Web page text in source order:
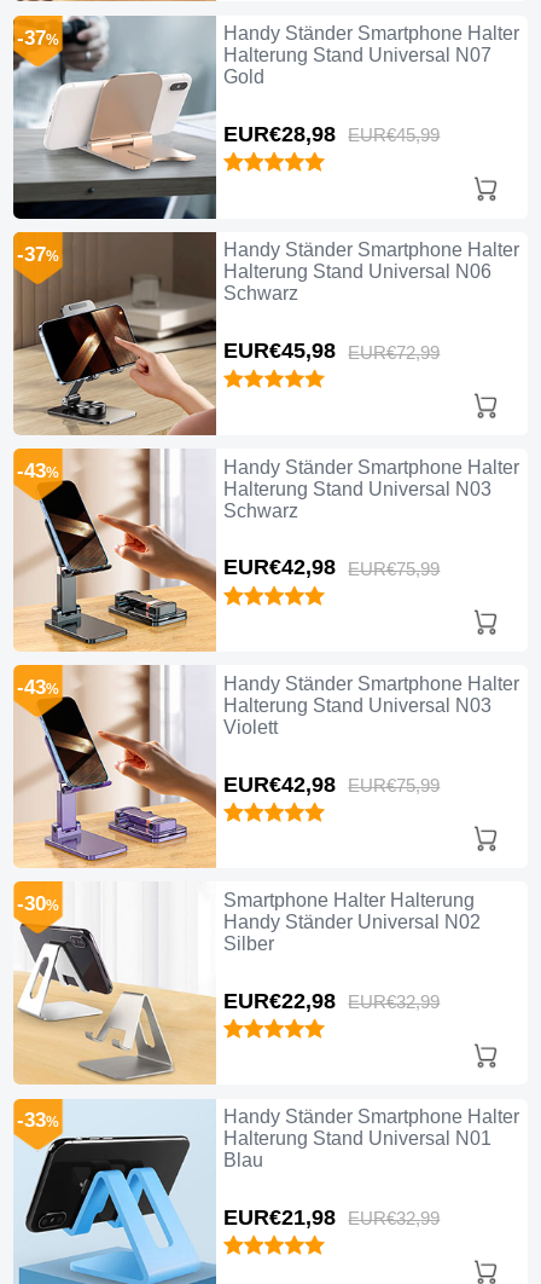
Handy Ständer Smartphone Halter
Halterung Stand Universal N07
Gold
EUR€28,98 EUR€45,99
-37%
Handy Ständer Smartphone Halter
Halterung Stand Universal N06
Schwarz
EUR€45,98 EUR€72,99
-37%
Handy Ständer Smartphone Halter
Halterung Stand Universal N03
Schwarz
EUR€42,98 EUR€75,99
-43%
Handy Ständer Smartphone Halter
Halterung Stand Universal N03
Violett
EUR€42,98 EUR€75,99
-43%
Smartphone Halter Halterung
Handy Ständer Universal N02
Silber
EUR€22,98 EUR€32,99
-30%
Handy Ständer Smartphone Halter
Halterung Stand Universal N01
Blau
EUR€21,98 EUR€32,99
-33%